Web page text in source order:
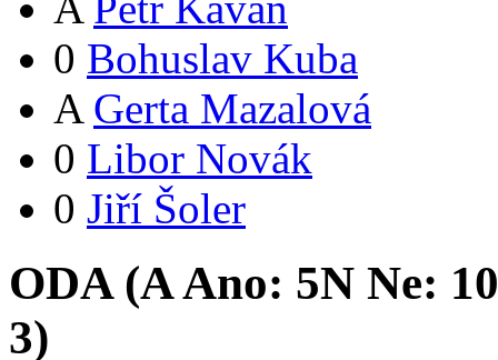
0 Bohuslav Kuba
A Gerta Mazalová
0 Libor Novák
0 Jiří Šoler
ODA (AAno: 5N Ne: 10
3)